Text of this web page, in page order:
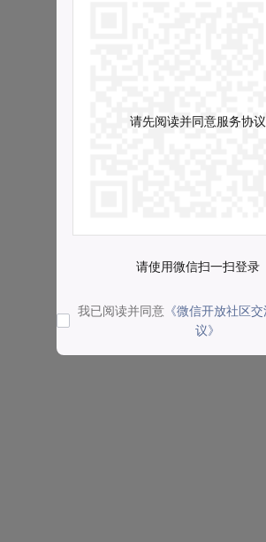
请先阅读并同意服务协议
请使用微信扫一扫登录
我已阅读并同意 《微信开放社区
议》